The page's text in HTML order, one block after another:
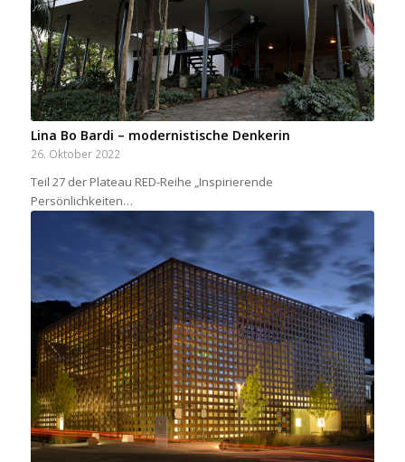
Lina Bo Bardi – modernistische Denkerin
26. Oktober 2022
Teil 27 der Plateau RED-Reihe „Inspirierende
Persönlichkeiten…